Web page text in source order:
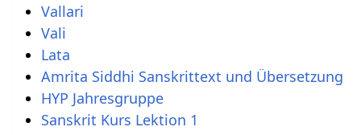
Vallari
Vali
Lata
Amrita Siddhi Sanskrittext und Übersetzung
HYP Jahresgruppe
Sanskrit Kurs Lektion 1